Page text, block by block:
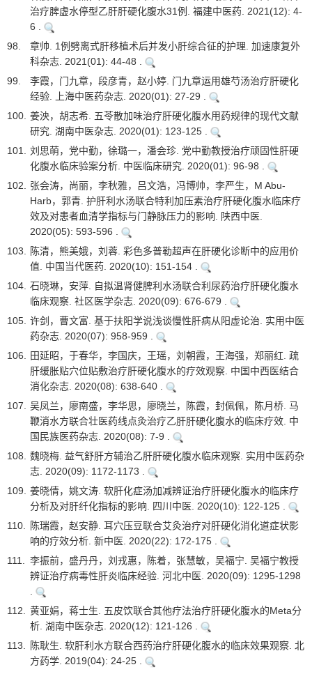
治疗脾虚水停型乙肝肝硬化腹水31例. 福建中医药. 2021(12): 4-
6 .
98.
章帅. 1例劈离式肝移植术后并发小肝综合征的护理. 加速康复外
科杂志. 2021(01): 44-48 .
99.
李霞，门九章，段彦青，赵小婷. 门九章运用雄芍汤治疗肝硬化
经验. 上海中医药杂志. 2020(01): 27-29 .
100. 姜泱，胡志希. 五苓散加味治疗肝硬化腹水用药规律的现代文献
研究. 湖南中医杂志. 2020(01): 123-125 .
101. 刘思萌，党中勤，徐璐一，潘会珍. 党中勤教授治疗顽固性肝硬
化腹水临床验案分析. 中医临床研究. 2020(01): 96-98 .
102. 张会涛，尚丽，李秋雅，吕文浩，冯博帅，李严生，M Abu-
Harb，郭青. 护肝利水汤联合特利加压素治疗肝硬化腹水临床疗
效及对患者血清学指标与门静脉压力的影响. 陕西中医.
2020(05): 593-596 .
103. 陈清，熊美娥，刘蓉. 彩色多普勒超声在肝硬化诊断中的应用价
值. 中国当代医药. 2020(10): 151-154 .
104. 石晓琳，安萍. 自拟温肾健脾利水汤联合利尿药治疗肝硬化腹水
临床观察. 社区医学杂志. 2020(09): 676-679 .
105. 许剑，曹文富. 基于扶阳学说浅谈慢性肝病从阳虚论治. 实用中医
药杂志. 2020(07): 958-959 .
106. 田延昭，于春华，李国庆，王瑶，刘朝霞，王海强，郑丽红. 疏
肝缓胀贴穴位贴敷治疗肝硬化腹水的疗效观察. 中国中西医结合
消化杂志. 2020(08): 638-640 .
107. 吴凤兰，廖南盛，李华思，廖晓兰，陈霞，封佩佩，陈月桥. 马
鞭消水方联合壮医药线点灸治疗乙肝肝硬化腹水的临床疗效. 中
国民族医药杂志. 2020(08): 7-9 .
108. 魏晓梅. 益气舒肝方辅治乙肝肝硬化腹水临床观察. 实用中医药杂
志. 2020(09): 1172-1173 .
109. 姜晓倩，姚文涛. 软肝化症汤加减辨证治疗肝硬化腹水的临床疗
分析及对肝纤化指标的影响. 四川中医. 2020(10): 122-125 .
110. 陈瑞霞，赵安静. 耳穴压豆联合艾灸治疗对肝硬化消化道症状影
响的疗效分析. 新中医. 2020(22): 172-175 .
111. 李振前，盛丹丹，刘戎惠，陈着，张慧敏，吴福宁. 吴福宁教授
辨证治疗病毒性肝炎临床经验. 河北中医. 2020(09): 1295-1298
.
112. 黄亚娟，蒋士生. 五皮饮联合其他疗法治疗肝硬化腹水的Meta分
析. 湖南中医杂志. 2020(12): 121-126 .
113. 陈耿生. 软肝利水方联合西药治疗肝硬化腹水的临床效果观察. 北
方药学. 2019(04): 24-25 .